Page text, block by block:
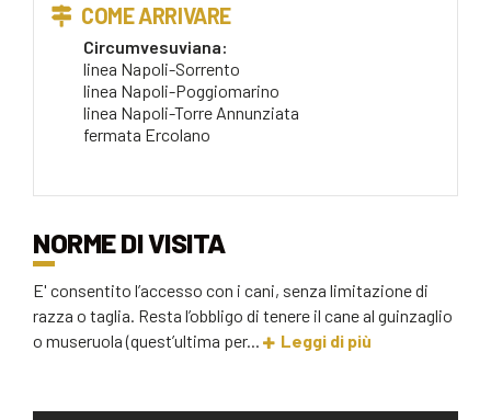
COME ARRIVARE
Circumvesuviana:
linea Napoli-Sorrento
linea Napoli-Poggiomarino
linea Napoli-Torre Annunziata
fermata Ercolano
NORME DI VISITA
E' consentito l’accesso con i cani, senza limitazione di
razza o taglia. Resta l’obbligo di tenere il cane al guinzaglio
o museruola (quest’ultima per...
Leggi di più